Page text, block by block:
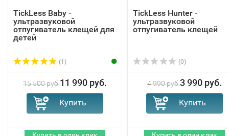
TickLess Baby -
ультразвуковой
отпугиватель клещей для
детей
(1)
15 500 руб.11 990 руб.
TickLess Hunter -
ультразвуковой
отпугиватель клещей
(0)
4 990 руб.3 990 руб.